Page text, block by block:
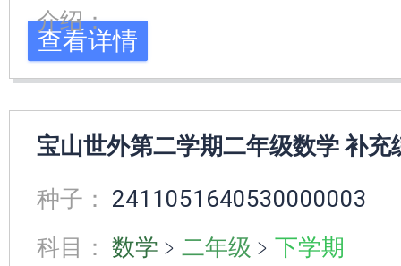
介绍：
查看详情
宝山世外第二学期二年级数学 补
种子： 2411051640530000003
科目： 数学 ﹥ 二年级 ﹥ 下学期